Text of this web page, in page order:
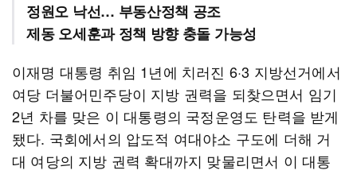
정원오 낙선… 부동산정책 공조
제동 오세훈과 정책 방향 충돌 가능성
이재명 대통령 취임 1년에 치러진 6·3 지방선거에서
여당 더불어민주당이 지방 권력을 되찾으면서 임기
2년 차를 맞은 이 대통령의 국정운영도 탄력을 받게
됐다. 국회에서의 압도적 여대야소 구도에 더해 거
대 여당의 지방 권력 확대까지 맞물리면서 이 대통